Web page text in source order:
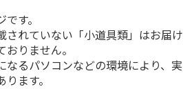
す。
されていない「小道具類」はお届け
りません。
なるパソコンなどの環境により、実
ます。